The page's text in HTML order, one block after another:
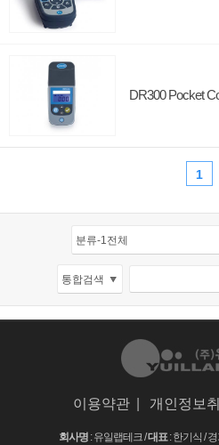
DR300 Pocket
1
이용약관 개인정보
회사명 : 유일랩테크 /대표: 한기식 /